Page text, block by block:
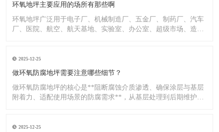
环氧地坪主要应用的场所有那些啊
环氧地坪广泛用于电子厂、机械制造厂、五金厂、制药厂、汽车
厂、医院、航空、航天基地、实验室、办公室、超级市场、造纸
2025-12-25
做环氧防腐地坪需要注意哪些细节？
做环氧防腐地坪的核心是**阻断腐蚀介质渗透、确保涂层与基层
附着力、适配使用场景的防腐需求**，从基层处理到后期维护，
2025-12-25